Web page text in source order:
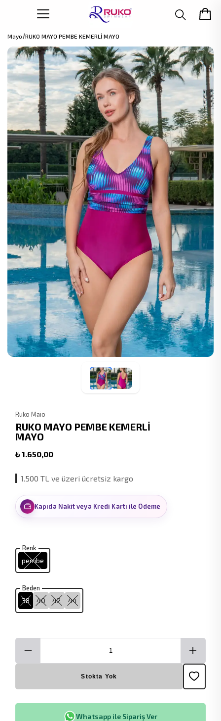
Mayo RUKO MAYO PEMBE KEMERLİ MAYO
Ruko Maio
RUKO MAYO PEMBE KEMERLİ
MAYO
₺ 1.650,00
1.500 TL ve üzeri ücretsiz kargo
Kapıda Nakit veya Kredi Kartı ile Ödeme
Renk
pembe
Beden
38 40 42 44
Stokta Yok
Whatsapp ile Sipariş Ver